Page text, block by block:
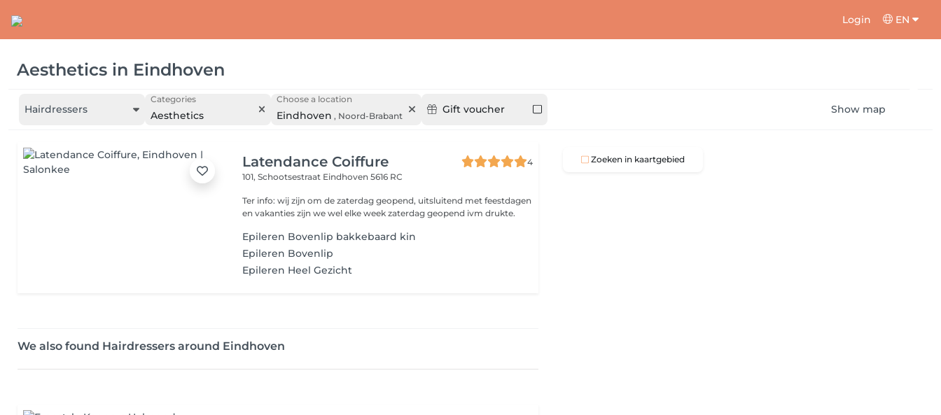
Login EN
Aesthetics in Eindhoven
Hairdressers
Categories
Aesthetics
Choose a location
Eindhoven , Noord-Brabant
Gift voucher Show map
Latendance Coiffure
4
101, Schootsestraat Eindhoven 5616 RC
Ter info: wij zijn om de zaterdag geopend, uitsluitend met feestdagen
en vakanties zijn we wel elke week zaterdag geopend ivm drukte.
Epileren Bovenlip bakkebaard kin
Epileren Bovenlip
Epileren Heel Gezicht
We also found Hairdressers around Eindhoven
Zoeken in kaartgebied